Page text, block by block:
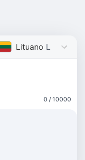
Lituano Lithuanian
0 / 10000